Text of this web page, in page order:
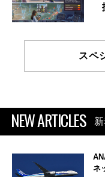
スペ
NEW ARTICLES
ネ